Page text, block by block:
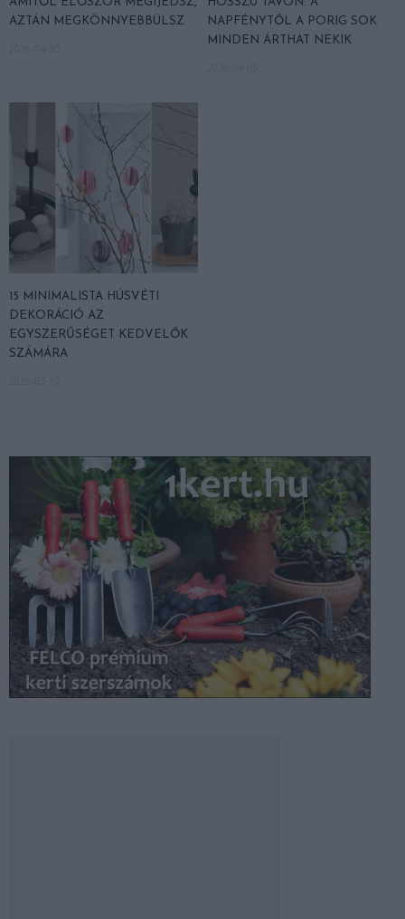
AMITŐL ELŐSZÖR MEGIJEDSZ,
AZTÁN MEGKÖNNYEBBÜLSZ
HOSSZÚ TÁVON: A
NAPFÉNYTŐL A PORIG SOK
MINDEN ÁRTHAT NEKIK
15 MINIMALISTA HÚSVÉTI
DEKORÁCIÓ AZ
EGYSZERŰSÉGET KEDVELŐK
SZÁMÁRA